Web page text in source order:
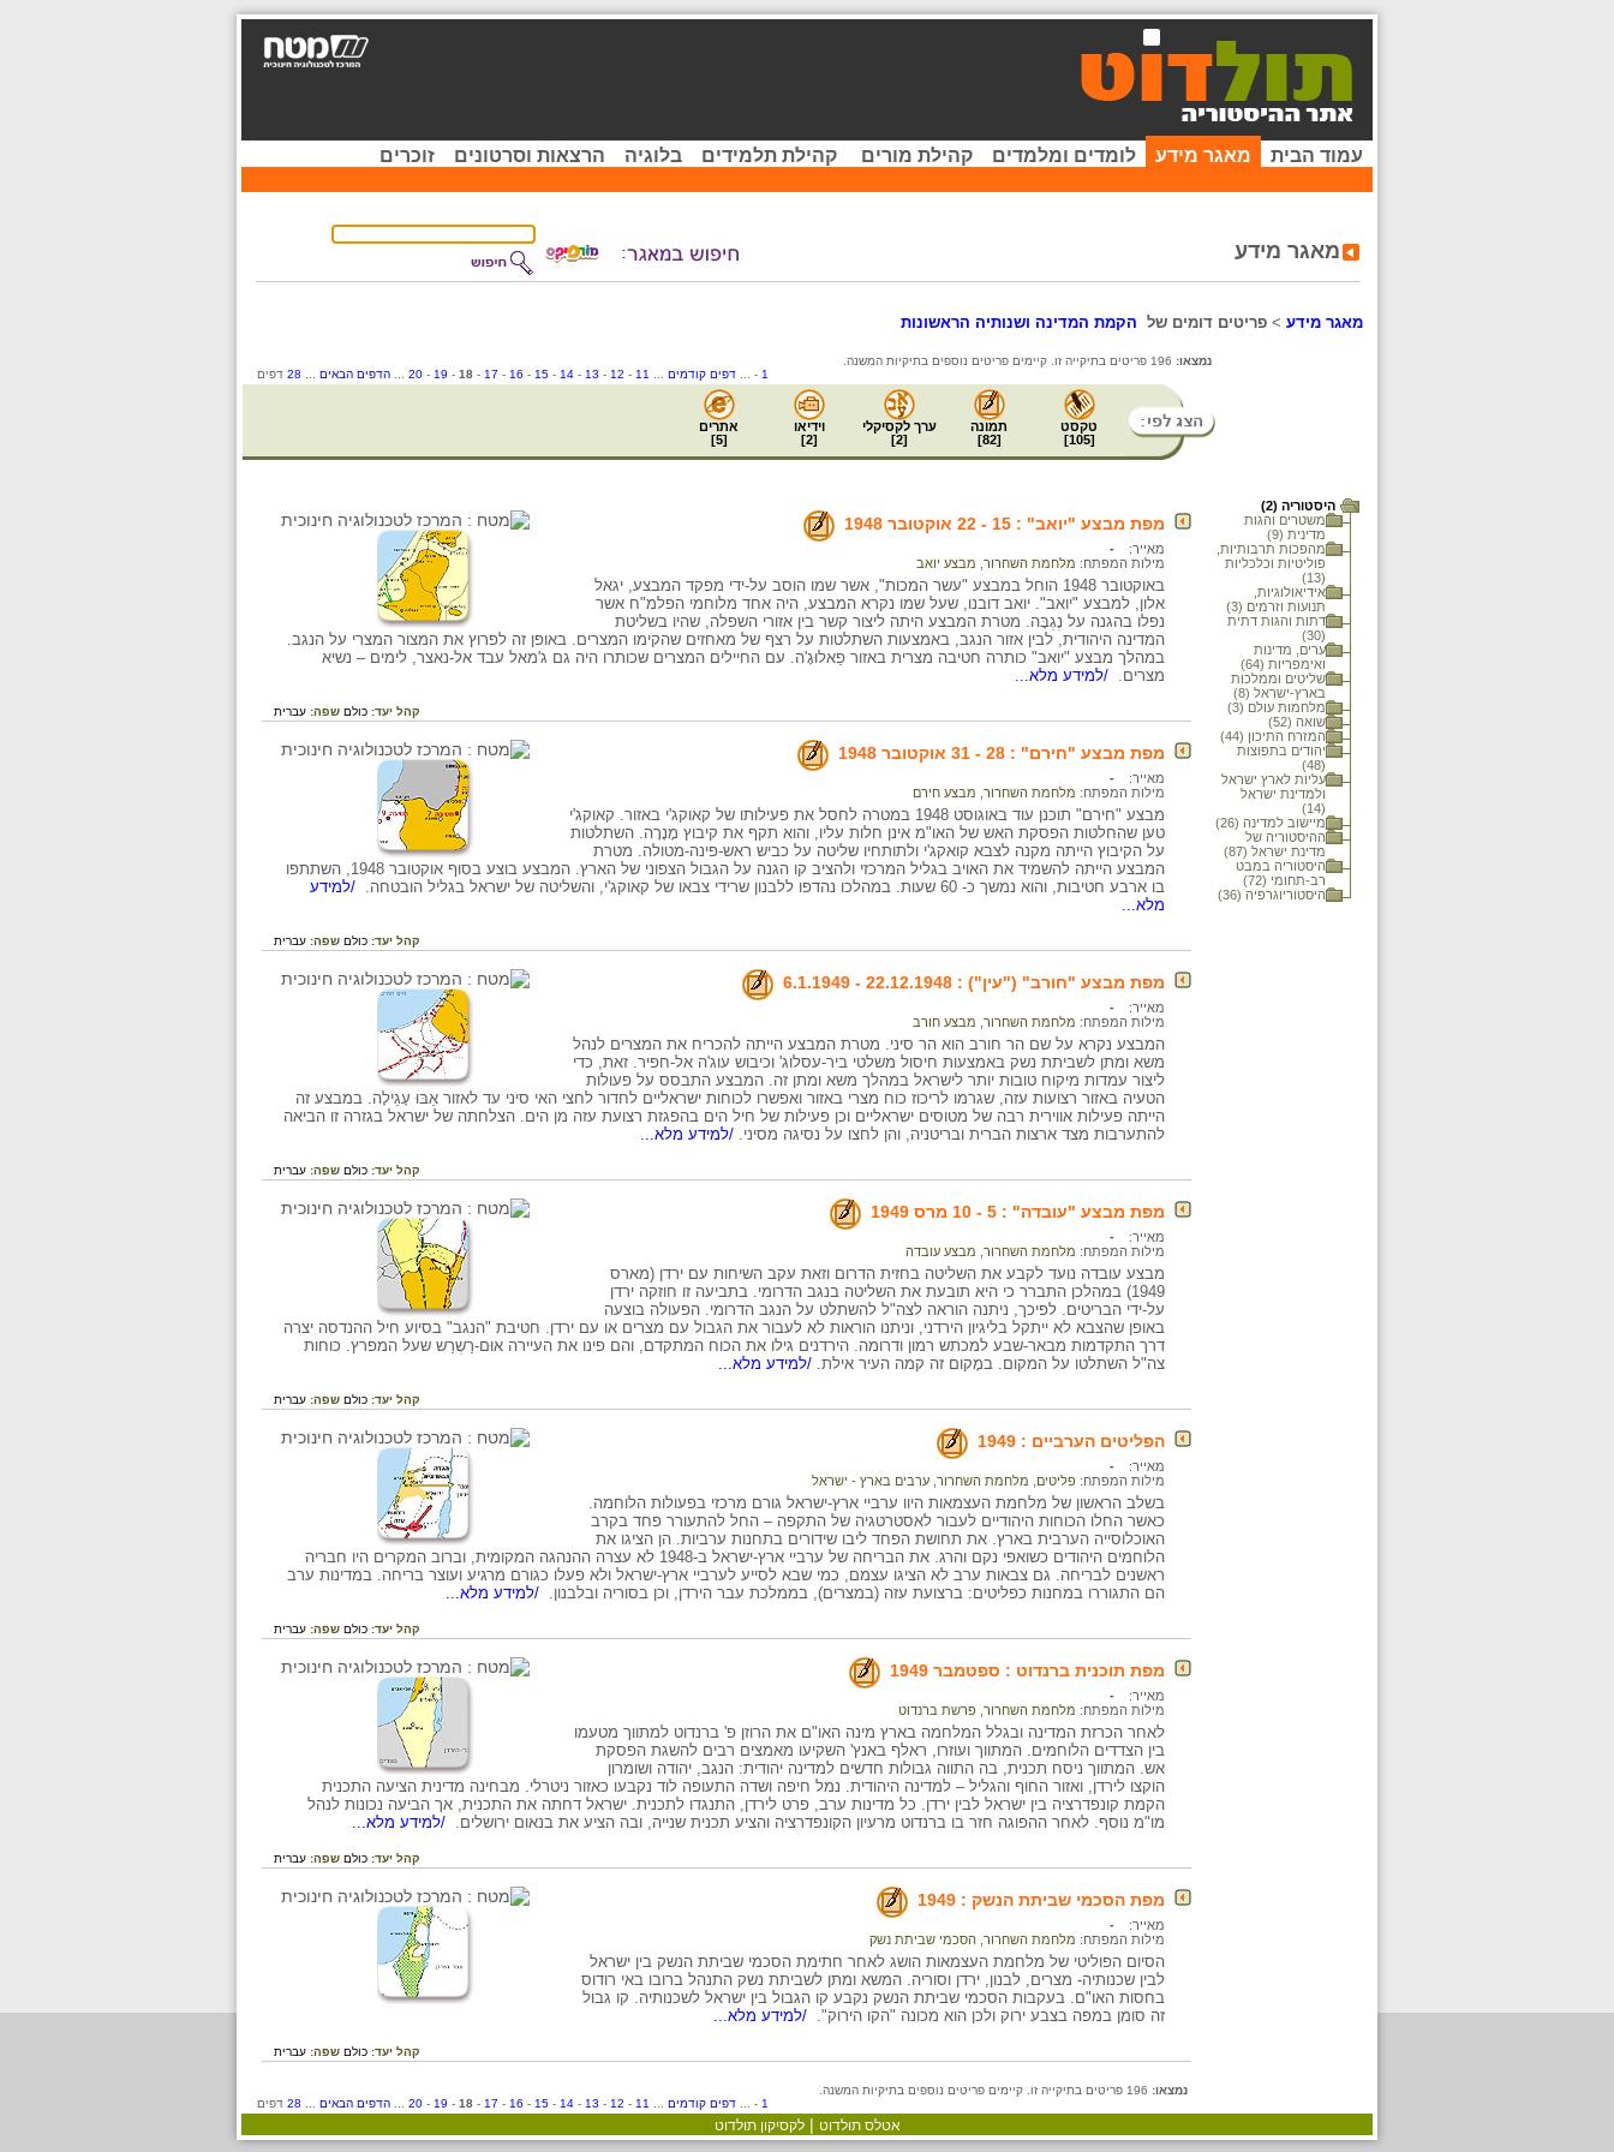
עמוד הבית מאגר מידע לומדים ומלמדים קהילת מורים קהילת תלמידים בלוגיה הרצאות וסרטונים זוכרים
מאגר מידע
מאגר מידע > פריטים דומים של הקמת המדינה ושנותיה הראשונות
נמצאו:
1
- ... דפים קודמים 11
-
12
-
13
-
14
-
15
-
16
-
17
-
18
-
19
-
20 הדפים הבאים 28 דפים
טקסט
[
105
]
תמונה
[
82
]
ערך לקסיקלי
[
2
]
וידיאו
[
2
]
אתרים
[
5
]
היסטוריה (2)
משטרים והגות
מדינית (9)
מהפכות תרבותיות,
פוליטיות וכלכליות
(13)
אידיאולוגיות,
תנועות וזרמים (3)
דתות והגות דתית
(30)
ערים, מדינות
ואימפריות (64)
שליטים וממלכות
בארץ-ישראל (8)
מלחמות עולם (3)
שואה (52)
המזרח התיכון (44)
יהודים בתפוצות
(48)
עליות לארץ ישראל
ולמדינת ישראל
(14)
מיישוב למדינה (26)
ההיסטוריה של
מדינת ישראל (87)
היסטוריה במבט
רב-תחומי (72)
היסטוריוגרפיה (36)
מפת מבצע "יואב" : 15 - 22 אוקטובר 1948
מאייר:
-
מילות המפתח: מלחמת השחרור מבצע יואב
באוקטובר 1948 הוחל במבצע "עשר המכות", אשר שמו הוסב על-ידי מפקד המבצע, יגאל
אלון, למבצע "יואב". יואב דובנו, שעל שמו נקרא המבצע, היה אחד מלוחמי הפלמ"ח אשר
נפלו בהגנה על נֶגְבָּה. מטרת המבצע היתה ליצור קשר בין אזורי השפלה, שהיו בשליטת
המדינה היהודית, לבין אזור הנגב, באמצעות השתלטות על רצף של מאחזים שהקימו המצרים. באופן זה לפרוץ את המצור המצרי על הנגב.
במהלך מבצע "יואב" כותרה חטיבה מצרית באזור פַאלוּגָ'ה. עם החיילים המצרים שכותרו היה גם ג'מאל עבד אל-נאצר, לימים – נשיא
מצרים. /למידע מלא...
קהל יעד: כולם שפה: עברית
מפת מבצע "חירם" : 28 - 31 אוקטובר 1948
מאייר:
-
מילות המפתח: מלחמת השחרור מבצע חירם
מבצע "חירם" תוכנן עוד באוגוסט 1948 במטרה לחסל את פעילותו של קאוקג'י באזור. קאוקג'י
טען שהחלטות הפסקת האש של האו"מ אינן חלות עליו, והוא תקף את קיבוץ מָנָרָה. השתלטות
על הקיבוץ הייתה מקנה לצבא קואקג'י ולתותחיו שליטה על כביש ראש-פינה-מטולה. מטרת
המבצע הייתה להשמיד את האויב בגליל המרכזי ולהציב קו הגנה על הגבול הצפוני של הארץ. המבצע בוצע בסוף אוקטובר 1948, השתתפו
בו ארבע חטיבות, והוא נמשך כ- 60 שעות. במהלכו נהדפו ללבנון שרידי צבאו של קאוקג'י, והשליטה של ישראל בגליל הובטחה.
/למידע
מלא...
קהל יעד: כולם שפה: עברית
מפת מבצע "חורב" ("עין") : 22.12.1948 - 6.1.1949
מאייר:
-
מילות המפתח: מלחמת השחרור מבצע חורב
המבצע נקרא על שם הר חורב הוא הר סיני. מטרת המבצע הייתה להכריח את המצרים לנהל
משא ומתן לשביתת נשק באמצעות חיסול משלטי ביר-עסלוג' וכיבוש עוג'ה אל-חפיר. זאת, כדי
ליצור עמדות מיקוח טובות יותר לישראל במהלך משא ומתן זה. המבצע התבסס על פעולות
הטעיה באזור רצועות עזה, שגרמו לריכוז כוח מצרי באזור ואפשרו לכוחות ישראליים לחדור לחצי האי סיני עד לאזור אַבּוּ עָגֵילָה. במבצע זה
הייתה פעילות אווירית רבה של מטוסים ישראליים וכן פעילות של חיל הים בהפגזת רצועת עזה מן הים. הצלחתה של ישראל בגזרה זו הביאה
להתערבות מצד ארצות הברית ובריטניה, והן לחצו על נסיגה מסיני. /למידע מלא...
קהל יעד: כולם שפה: עברית
מפת מבצע "עובדה" : 5 - 10 מרס 1949
מאייר:
-
מילות המפתח: מלחמת השחרור מבצע עובדה
מבצע עובדה נועד לקבע את השליטה בחזית הדרום וזאת עקב השיחות עם ירדן (מארס
1949) במהלכן התברר כי היא תובעת את השליטה בנגב הדרומי. בתביעה זו חוזקה ירדן
על-ידי הבריטים. לפיכך, ניתנה הוראה לצה"ל להשתלט על הנגב הדרומי. הפעולה בוצעה
באופן שהצבא לא ייתקל בליגיון הירדני, וניתנו הוראות לא לעבור את הגבול עם מצרים או עם ירדן. חטיבת "הנגב" בסיוע חיל ההנדסה יצרה
דרך התקדמות מבאר-שבע למכתש רמון ודרומה. הירדנים גילו את הכוח המתקדם, והם פינו את העיירה אוּם-רַשְרַש שעל המפרץ. כוחות
צה"ל השתלטו על המקום. במָקום זה קמה העיר אילת. /למידע מלא...
קהל יעד: כולם שפה: עברית
הפליטים הערביים : 1949
מאייר:
-
מילות המפתח: פליטים מלחמת השחרור ערבים בארץ - ישראל
בשלב הראשון של מלחמת העצמאות היוו ערביי ארץ-ישראל גורם מרכזי בפעולות הלוחמה.
כאשר החלו הכוחות היהודיים לעבור לאסטרטגיה של התקפה – החל להתעורר פחד בקרב
האוכלוסייה הערבית בארץ. את תחושת הפחד ליבו שידורים בתחנות ערביות. הן הציגו את
הלוחמים היהודים כשואפי נקם והרג. את הבריחה של ערביי ארץ-ישראל ב-1948 לא עצרה ההנהגה המקומית, וברוב המקרים היו חבריה
ראשנים לבריחה. גם צבאות ערב לא הציגו עצמם, כמי שבא לסייע לערביי ארץ-ישראל ולא פעלו כגורם מרגיע ועוצר בריחה. במדינות ערב
הם התגוררו במחנות כפליטים: ברצועת עזה (במצרים), בממלכת עבר הירדן, וכן בסוריה ובלבנון. /למידע מלא...
קהל יעד: כולם שפה: עברית
מפת תוכנית ברנדוט : ספטמבר 1949
מאייר:
-
מילות המפתח: מלחמת השחרור פרשת ברנדוט
לאחר הכרזת המדינה ובגלל המלחמה בארץ מינה האו"ם את הרוזן פ' ברנדוט למתווך מטעמו
בין הצדדים הלוחמים. המתווך ועוזרו, ראלף באנץ' השקיעו מאמצים רבים להשגת הפסקת
אש. המתווך ניסח תכנית, בה התווה גבולות חדשים למדינה יהודית: הנגב, יהודה ושומרון
הוקצו לירדן, ואזור החוף והגליל – למדינה היהודית. נמל חיפה ושדה התעופה לוד נקבעו כאזור ניטרלי. מבחינה מדינית הציעה התכנית
הקמת קונפדרציה בין ישראל לבין ירדן. כל מדינות ערב, פרט לירדן, התנגדו לתכנית. ישראל דחתה את התכנית, אך הביעה נכונות לנהל
מו"מ נוסף. לאחר ההפוגה חזר בו ברנדוט מרעיון הקונפדרציה והציע תכנית שנייה, ובה הציע את בנאום ירושלים. /למידע מלא...
קהל יעד: כולם שפה: עברית
מפת הסכמי שביתת הנשק : 1949
מאייר:
-
מילות המפתח: מלחמת השחרור הסכמי שביתת נשק
הסיום הפוליטי של מלחמת העצמאות הושג לאחר חתימת הסכמי שביתת הנשק בין ישראל
לבין שכנותיה- מצרים, לבנון, ירדן וסוריה. המשא ומתן לשביתת נשק התנהל ברובו באי רודוס
בחסות האו"ם. בעקבות הסכמי שביתת הנשק נקבע קו הגבול בין ישראל לשכנותיה. קו גבול
זה סומן במפה בצבע ירוק ולכן הוא מכונה "הקו הירוק". /למידע מלא...
קהל יעד: כולם שפה: עברית
נמצאו:
1
- ... דפים קודמים 11
-
12
-
13
-
14
-
15
-
16
-
17
-
18
-
19
-
20 הדפים הבאים 28 דפים
אטלס תולדוט |לקסיקון תולדוט